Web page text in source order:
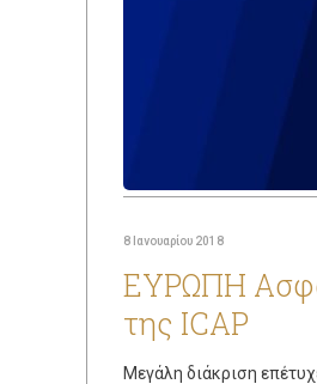
8 Ιανουαρίου 2018
ΕΥΡΩΠΗ
της ICAP
Μεγάλη διάκριση